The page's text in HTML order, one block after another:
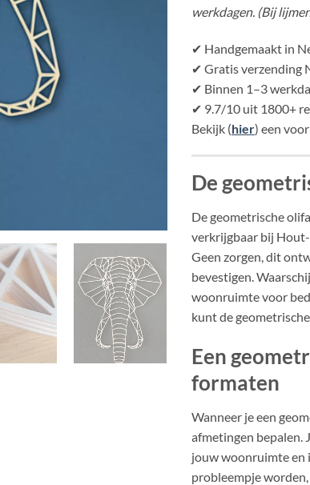
werkdagen. (Bij
✔ Handgemaakt in
✔ Gratis verzending
✔ Binnen 1–3
✔ 9.7/10 uit 1800+
Bekijk (hier) een
De
De geometrische
verkrijgbaar bij
Geen zorgen, dit
bevestigen.
woonruimte voor
kunt de
Een
formaten
Wanneer je een
afmetingen bepalen.
jouw woonruimte en
probleempje